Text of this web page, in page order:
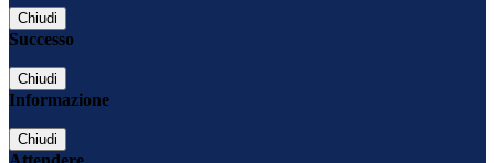
Chiudi
Successo
Chiudi
Informazione
Chiudi